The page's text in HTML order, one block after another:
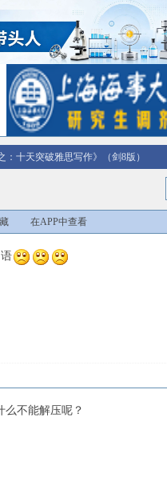
：十天突破雅思写作》（剑8版）
在APP中查看
么不能解压呢？